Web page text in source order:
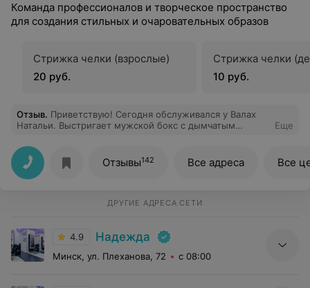
Команда профессионалов и творческое пространство
для создания стильных и очаровательных образов
Стрижка челки (взрослые)
20 руб.
Стрижка челки
10 руб.
Отзыв. Приветствую! Сегодня обслуживался у Валах
Натальи. Выстригает мужской бокс с дымчатым
пилотаж! Мастер - супер! Послевкусие от нежных рук
и добрых интонаций очень приятное! Спасибо! С
уважением и наилучшими пожеланиями, Геннадий
Еще
Отзывы142 Все адреса Все
ДРУГИЕ АДРЕСА СЕТИ
4.9 Надежда
Минск, ул. Плеханова, 72 с 08:00